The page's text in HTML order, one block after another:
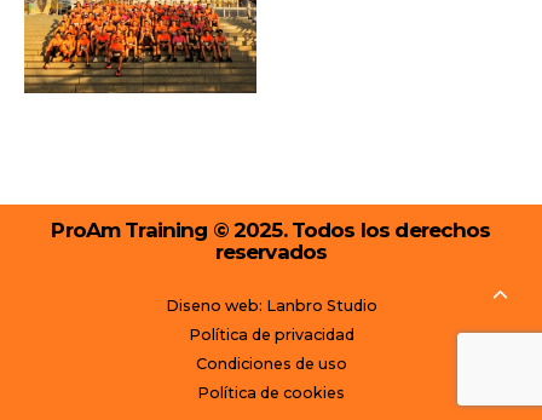
ProAm Training © 2025. Todos los derechos
reservados
Diseno web: Lanbro Studio
Política de privacidad
Condiciones de uso
Política de cookies